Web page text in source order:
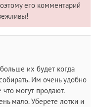
его комментарий
их будет когда
Им очень удобно
могут продают.
мало. Уберете лотки и